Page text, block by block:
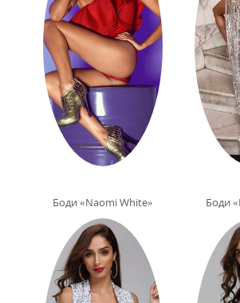
Боди «Naomi White» Боди